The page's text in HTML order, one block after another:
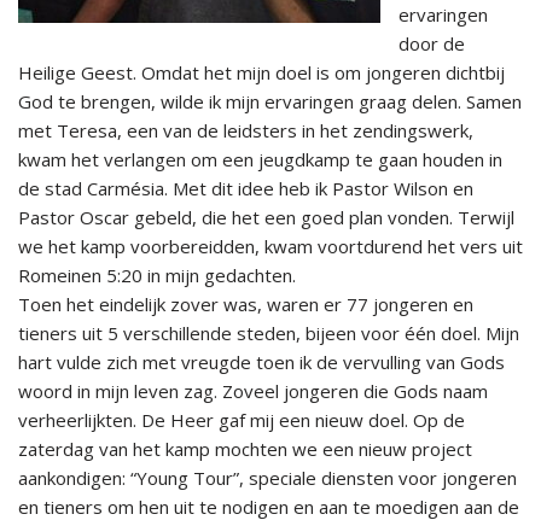
ervaringen
door de
Heilige Geest. Omdat het mijn doel is om jongeren dichtbij
God te brengen, wilde ik mijn ervaringen graag delen. Samen
met Teresa, een van de leidsters in het zendingswerk,
kwam het verlangen om een jeugdkamp te gaan houden in
de stad Carmésia. Met dit idee heb ik Pastor Wilson en
Pastor Oscar gebeld, die het een goed plan vonden. Terwijl
we het kamp voorbereidden, kwam voortdurend het vers uit
Romeinen 5:20 in mijn gedachten.
Toen het eindelijk zover was, waren er 77 jongeren en
tieners uit 5 verschillende steden, bijeen voor één doel. Mijn
hart vulde zich met vreugde toen ik de vervulling van Gods
woord in mijn leven zag. Zoveel jongeren die Gods naam
verheerlijkten. De Heer gaf mij een nieuw doel. Op de
zaterdag van het kamp mochten we een nieuw project
aankondigen: “Young Tour”, speciale diensten voor jongeren
en tieners om hen uit te nodigen en aan te moedigen aan de